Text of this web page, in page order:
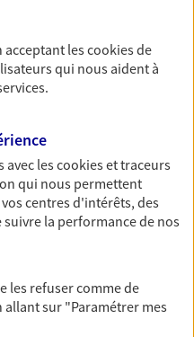
Ma Protection
de vie et vos
de la Vie
EN LIGNE
avec votre
Un contrat
oublier votre
acceptant lescookiesde
qui nous aident à
avec lescookies et traceurs
qui nous permettent
centres d'intérêts, des
la performance de nos
les refuser comme de
allant sur "Paramétrer mes